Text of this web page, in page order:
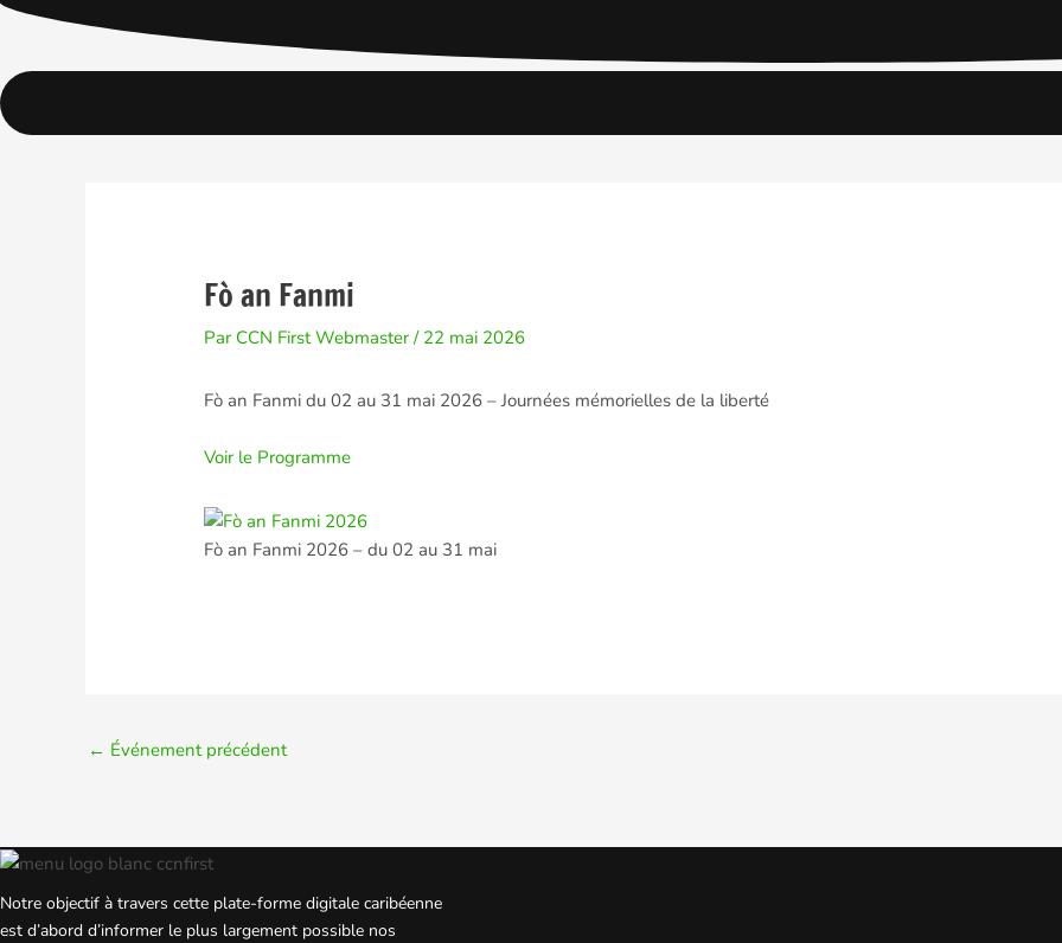
Aller
contenu
Fò an Fanmi
Par CCN First Webmaster/ 22 mai 2026
Fò an Fanmi du 02 au 31 mai 2026 – Journées mémorielles de la liberté
Voir le Programme
Fò an Fanmi 2026 – du 02 au 31 mai
articles
← Événement précédent
Notre objectif à travers cette plate-forme digitale caribéenne
est d’abord d’informer le plus largement possible nos